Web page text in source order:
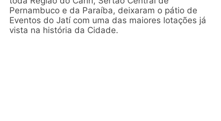
Pernambuco e da Paraíba, deixaram o pátio de
Eventos do Jatí com uma das maiores lotações já
vista na história da Cidade.